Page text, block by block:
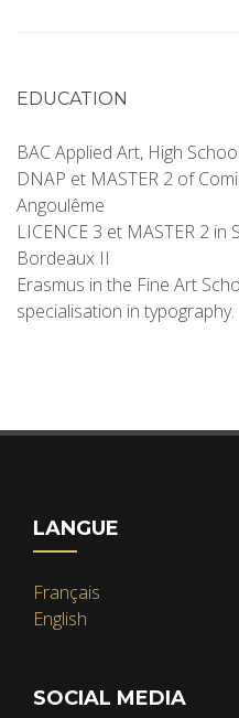
EDUCATION
BAC Applied Art, High
DNAP et MASTER 2 of
Angoulême
LICENCE 3 et MASTER 2
Bordeaux II
Erasmus in the Fine Art
specialisation in typography.
LANGUE
Français
English
SOCIAL MEDIA